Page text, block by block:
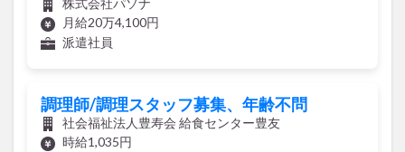
月給20万4,100円
派遣社員
調理師/調理スタッフ募集、年齢不問
社会福祉法人豊寿会 給食センター豊友
時給1,035円